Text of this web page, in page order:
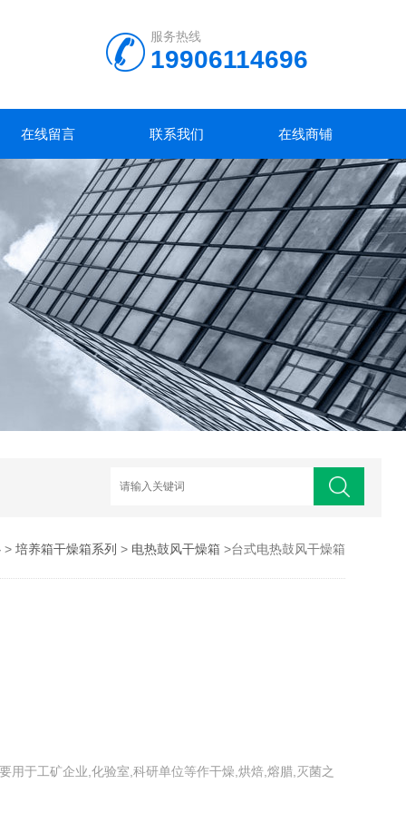
服务热线
19906114696
在线留言 联系我们 在线商铺
> 培养箱干燥箱系列 > 电热鼓风干燥箱 >台式电热鼓风干燥箱
用于工矿企业,化验室,科研单位等作干燥,烘焙,熔腊,灭菌之